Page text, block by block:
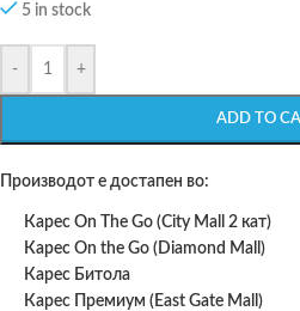
5 in stock
- +
ADD TO
Производот е достапен во:
Карес On The Go (City Mall 2 кат)
Карес On the Go (Diamond Mall)
Карес Битола
Карес Премиум (East Gate Mall)